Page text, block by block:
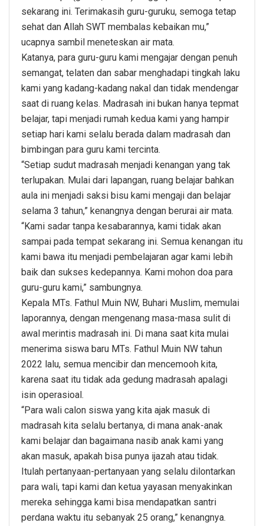
sekarang ini. Terimakasih guru-guruku, semoga tetap
sehat dan Allah SWT membalas kebaikan mu,”
ucapnya sambil meneteskan air mata.
Katanya, para guru-guru kami mengajar dengan penuh
semangat, telaten dan sabar menghadapi tingkah laku
kami yang kadang-kadang nakal dan tidak mendengar
saat di ruang kelas. Madrasah ini bukan hanya tepmat
belajar, tapi menjadi rumah kedua kami yang hampir
setiap hari kami selalu berada dalam madrasah dan
bimbingan para guru kami tercinta.
“Setiap sudut madrasah menjadi kenangan yang tak
terlupakan. Mulai dari lapangan, ruang belajar bahkan
aula ini menjadi saksi bisu kami mengaji dan belajar
selama 3 tahun,” kenangnya dengan berurai air mata.
“Kami sadar tanpa kesabarannya, kami tidak akan
sampai pada tempat sekarang ini. Semua kenangan itu
kami bawa itu menjadi pembelajaran agar kami lebih
baik dan sukses kedepannya. Kami mohon doa para
guru-guru kami,” sambungnya.
Kepala MTs. Fathul Muin NW, Buhari Muslim, memulai
laporannya, dengan mengenang masa-masa sulit di
awal merintis madrasah ini. Di mana saat kita mulai
menerima siswa baru MTs. Fathul Muin NW tahun
2022 lalu, semua mencibir dan mencemooh kita,
karena saat itu tidak ada gedung madrasah apalagi
isin operasioal.
“Para wali calon siswa yang kita ajak masuk di
madrasah kita selalu bertanya, di mana anak-anak
kami belajar dan bagaimana nasib anak kami yang
akan masuk, apakah bisa punya ijazah atau tidak.
Itulah pertanyaan-pertanyaan yang selalu dilontarkan
para wali, tapi kami dan ketua yayasan menyakinkan
mereka sehingga kami bisa mendapatkan santri
perdana waktu itu sebanyak 25 orang,” kenangnya.